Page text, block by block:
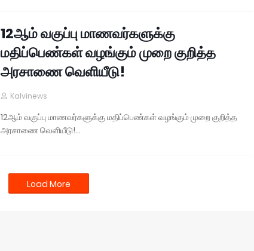
12ஆம் வகுப்பு மாணவர்களுக்கு
மதிப்பெண்கள் வழங்கும் முறை குறித்த
அரசாணை வெளியீடு!
Kalvinews
12ஆம் வகுப்பு மாணவர்களுக்கு மதிப்பெண்கள் வழங்கும் முறை குறித்த
அரசாணை வெளியீடு!…
Load More